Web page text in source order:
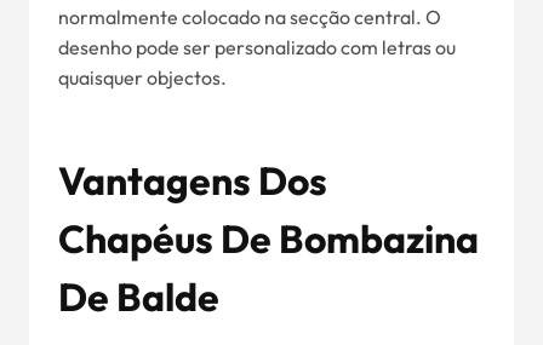
normalmente colocado na secção central. O
desenho pode ser personalizado com letras ou
quaisquer objectos.
Vantagens Dos
Chapéus De Bombazina
De Balde